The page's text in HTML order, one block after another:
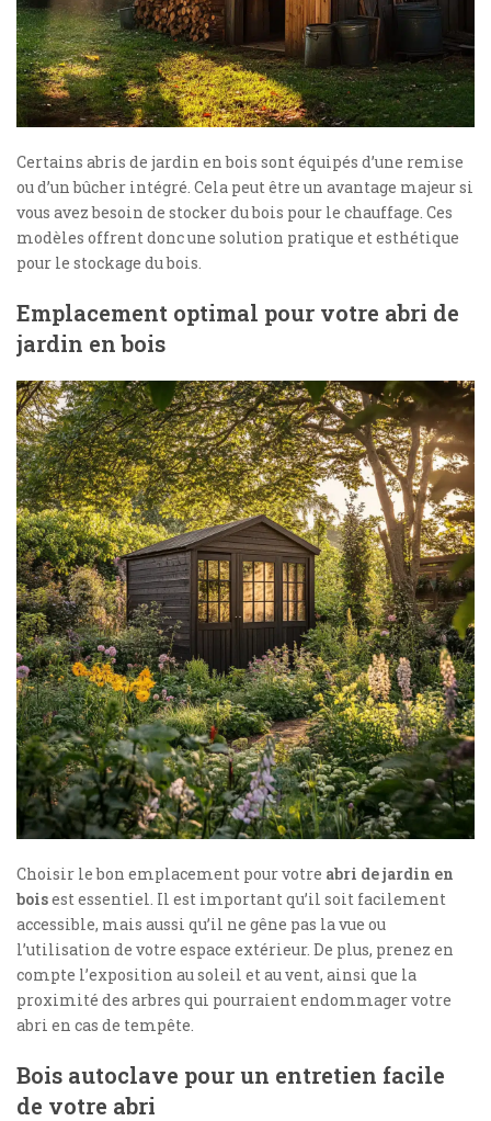
Certains abris de jardin en bois sont équipés d’une remise
ou d’un bûcher intégré. Cela peut être un avantage majeur si
vous avez besoin de stocker du bois pour le chauffage. Ces
modèles offrent donc une solution pratique et esthétique
pour le stockage du bois.
Emplacement optimal pour votre abri de
jardin en bois
Choisir le bon emplacement pour votre abri de jardin en
boisest essentiel. Il est important qu’il soit facilement
accessible, mais aussi qu’il ne gêne pas la vue ou
l’utilisation de votre espace extérieur. De plus, prenez en
compte l’exposition au soleil et au vent, ainsi que la
proximité des arbres qui pourraient endommager votre
abri en cas de tempête.
Bois autoclave pour un entretien facile
de votre abri